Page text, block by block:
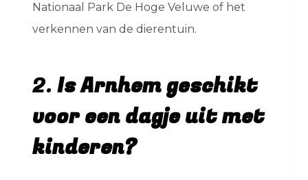
Nationaal Park De Hoge Veluwe of het
verkennen van de dierentuin.
2. Is Arnhem geschikt
voor een dagje uit met
kinderen?